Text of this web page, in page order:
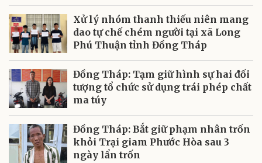
Xử lý nhóm thanh thiếu niên mang
dao tự chế chém người tại xã Long
Phú Thuận tỉnh Đồng Tháp
Đồng Tháp: Tạm giữ hình sự hai đối
tượng tổ chức sử dụng trái phép chất
ma túy
Đồng Tháp: Bắt giữ phạm nhân trốn
khỏi Trại giam Phước Hòa sau 3
ngày lẩn trốn